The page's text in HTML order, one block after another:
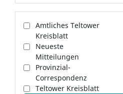
Amtliches Teltower
Kreisblatt
Neueste
Mitteilungen
Provinzial-
Correspondenz
Teltower Kreisblatt